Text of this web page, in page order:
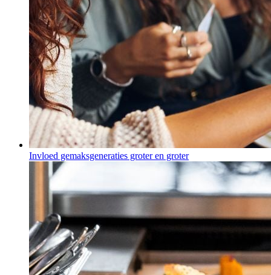
Invloed gemaksgeneraties groter en groter